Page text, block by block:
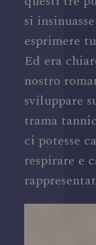
si
esprimere
Ed era
nostro
sviluppare
trama
ci potesse
respirare e